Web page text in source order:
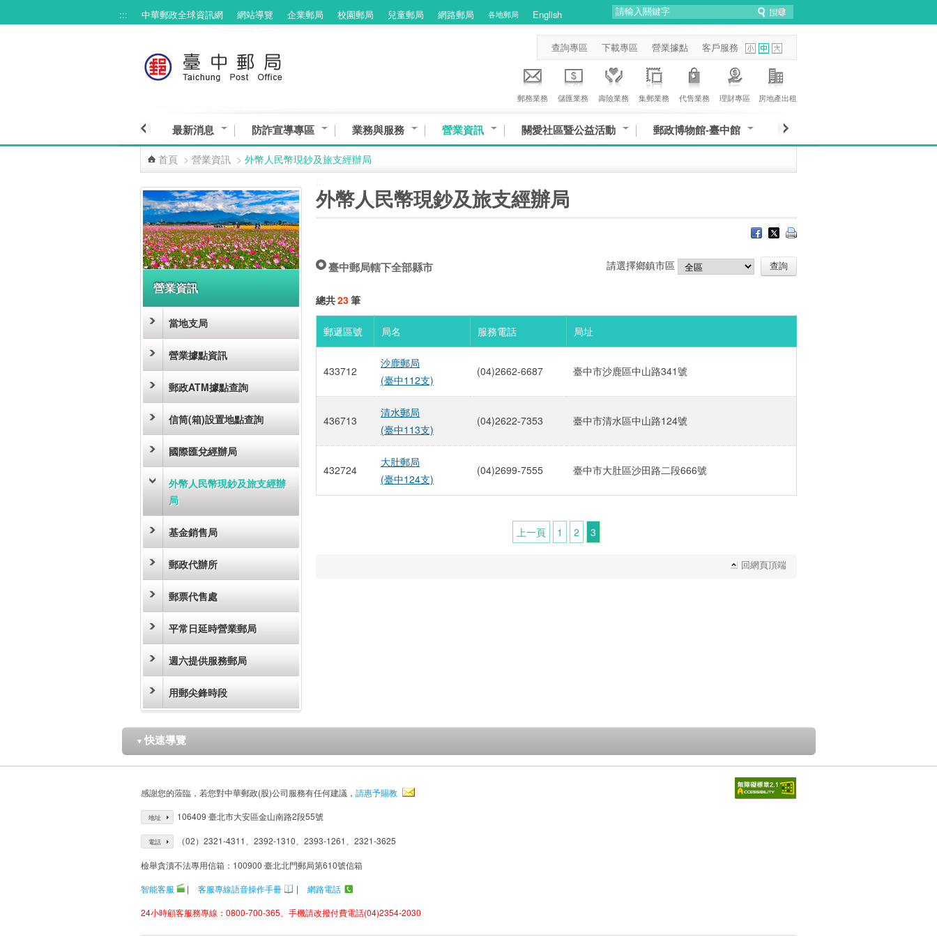
::: 中華郵政全球資訊網 網站導覽 企業郵局 校園郵局 兒童郵局 網路郵局 各地郵局 English
查詢專區 下載專區 營業據點 客戶服務
郵務業務 儲匯業務 壽險業務 集郵業務 代售業務 理財專區 房地產出租
最新消息 防詐宣導專區 業務與服務 營業資訊 關愛社區暨公益活動 郵政博物館-臺中館
首頁 > 營業資訊 > 外幣人民幣現鈔及旅支經辦局
營業資訊
當地支局
營業據點資訊
郵政ATM據點查詢
信筒(箱)設置地點查詢
國際匯兌經辦局
外幣人民幣現鈔及旅支經辦
局
基金銷售局
郵政代辦所
郵票代售處
平常日延時營業郵局
週六提供服務郵局
用郵尖鋒時段
外幣人民幣現鈔及旅支經辦局
臺中郵局轄下全部縣市 請選擇鄉鎮市區
總共23筆
郵遞區號 局名 服務電話 局址
433712
沙鹿郵局
(臺中112支)
(04)2662-6687 臺中市沙鹿區中山路341號‎
436713
清水郵局
(臺中113支)
(04)2622-7353 臺中市清水區中山路124號‎
432724
大肚郵局
(臺中124支)
(04)2699-7555 臺中市大肚區沙田路二段666號‎
上一頁 1 2 3
回網頁頂端
▼ 快速導覽
感謝您的蒞臨，若您對中華郵政(股)公司服務有任何建議， 請惠予賜教
地址 106409 臺北市大安區金山南路2段55號
電話 （02）2321-4311、2392-1310、2393-1261、2321-3625
檢舉貪瀆不法專用信箱：100900 臺北北門郵局第610號信箱
智能客服
| 客服專線語音操作手冊 |
網路電話
24小時顧客服務專線：0800-700-365、手機請改撥付費電話(04)2354-2030